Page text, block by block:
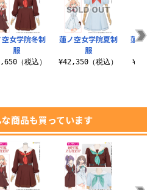
空女学院冬制
服
（税込）
蓮ノ空女学院夏制
服
¥42,350（税込）
蓮ノ
商品も買っています